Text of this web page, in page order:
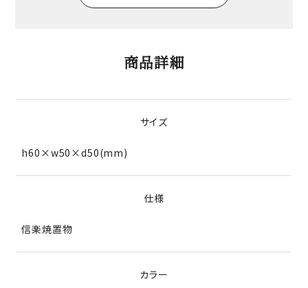
商品詳細
サイズ
h60×w50×d50(mm)
仕様
信楽焼置物
カラー